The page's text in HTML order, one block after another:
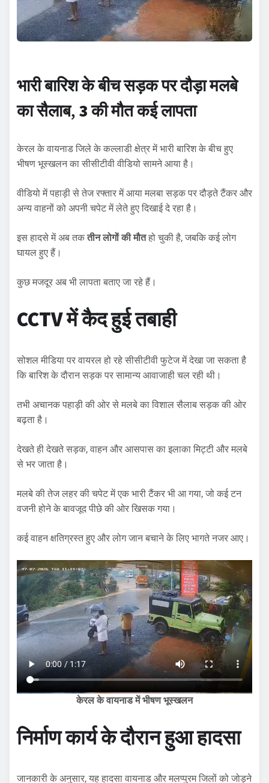
भारी बारिश के बीच सड़क पर दौड़ा मलबे
का सैलाब,3 की मौत कई लापता
केरल के वायनाड जिले के कल्लाडी क्षेत्र में भारी बारिश के बीच हुए
भीषण भूस्खलन का सीसीटीवी वीडियो सामने आया है।
वीडियो में पहाड़ी से तेज रफ्तार में आया मलबा सड़क पर दौड़ते टैंकर और
अन्य वाहनों को अपनी चपेट में लेते हुए दिखाई दे रहा है।
इस हादसे में अब तकतीन लोगों की मौतहो चुकी है, जबकि कई लोग
घायल हुए हैं।
कुछ मजदूर अब भी लापता बताए जा रहे हैं।
CCTV में कैद हुई तबाही
सोशल मीडिया पर वायरल हो रहे सीसीटीवी फुटेज में देखा जा सकता है
कि बारिश के दौरान सड़क पर सामान्य आवाजाही चल रही थी।
तभी अचानक पहाड़ी की ओर से मलबे का विशाल सैलाब सड़क की ओर
बढ़ता है।
देखते ही देखते सड़क, वाहन और आसपास का इलाका मिट्टी और मलबे
से भर जाता है।
मलबे की तेज लहर की चपेट में एक भारी टैंकर भी आ गया, जो कई टन
वजनी होने के बावजूद पीछे की ओर खिसक गया।
कई वाहन क्षतिग्रस्त हुए और लोग जान बचाने के लिए भागते नजर आए।
केरल के वायनाड में भीषण भूस्खलन
निर्माण कार्य के दौरान हुआ हादसा
जानकारी के अनुसार, यह हादसा वायनाड और मलप्पुरम जिलों को जोड़ने